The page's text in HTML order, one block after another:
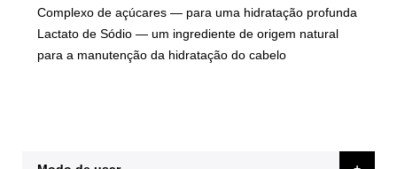
Complexo de açúcares — para uma hidratação profunda
Lactato de Sódio — um ingrediente de origem natural
para a manutenção da hidratação do cabelo